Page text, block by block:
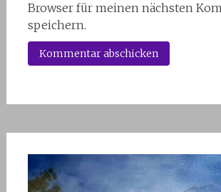
Browser für meinen nächsten
speichern.